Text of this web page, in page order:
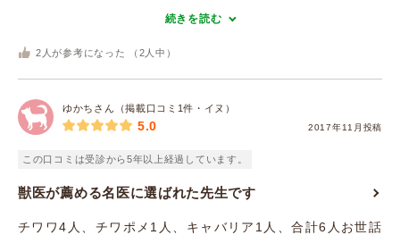
続きを読む
2 人が参考になった （ 2 人中）
ゆかちさん（掲載口コミ1件・イヌ）
2017年11月投稿
5.0
この口コミは受診から5年以上経過しています。
獣医が薦める名医に選ばれた先生です
チワワ4人、チワポメ1人、キャバリア1人、合計6人お世話